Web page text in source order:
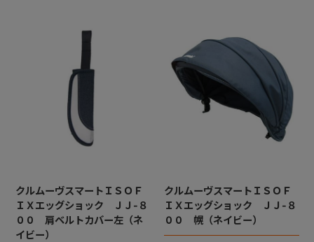
クルムーヴスマートＩＳＯＦ
ＩＸエッグショック ＪＪ-８
００ 肩ベルトカバー左（ネ
イビー）
クルムーヴスマートＩＳＯＦ
ＩＸエッグショック ＪＪ-８
００ 幌（ネイビー）